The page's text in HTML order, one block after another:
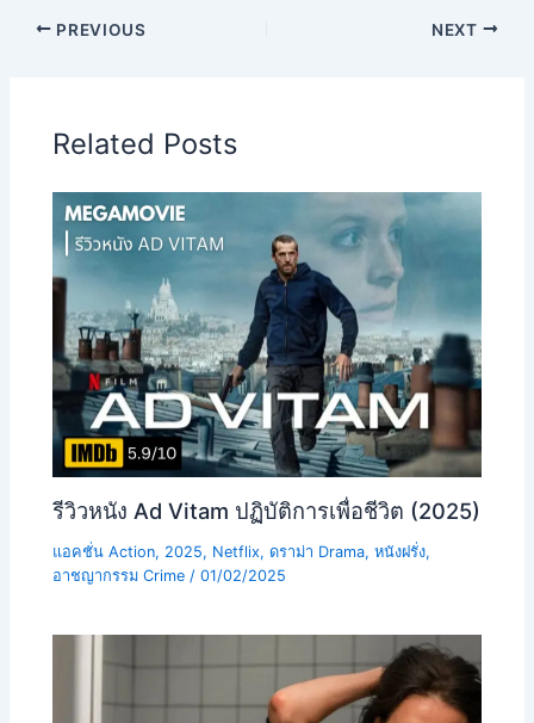
PREVIOUS NEXT
Related Posts
รีวิวหนัง Ad Vitam ปฏิบัติการเพื่อชีวิต (2025)
แอคชั่น Action, 2025, Netflix,ดราม่า Drama,หนังฝรั่ง,
อาชญากรรม Crime /01/02/2025